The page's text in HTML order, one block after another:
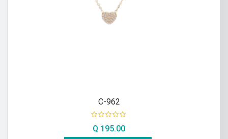
C-962
Q 195.00